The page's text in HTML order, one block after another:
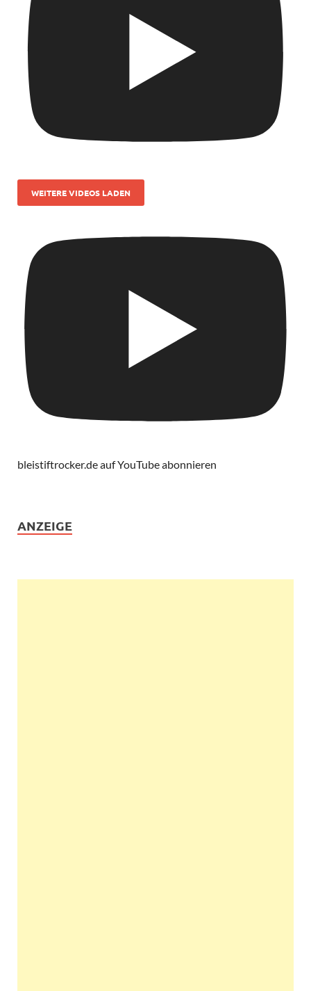
WEITERE VIDEOS LADEN
bleistiftrocker.de auf YouTube abonnieren
ANZEIGE